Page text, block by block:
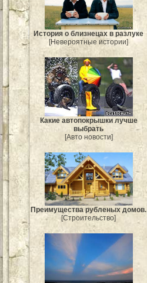
История о близнецах в разлуке
[Невероятные истории]
Какие автопокрышки лучше
выбрать
[Авто новости]
Преимущества рубленых домов.
[Строительство]